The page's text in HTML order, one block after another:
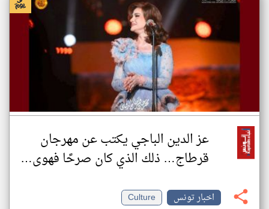
عز الدين الباجي يكتب عن مهرجان
قرطاج… ذلك الذي كان صرحًا فهوى…
اخبار تونس
Culture